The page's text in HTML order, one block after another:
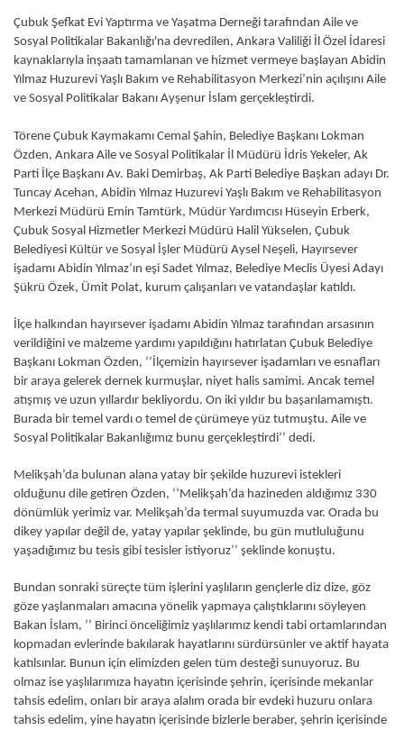
Çubuk Şefkat Evi Yaptırma ve Yaşatma Derneği tarafından Aile ve
Sosyal Politikalar Bakanlığı'na devredilen, Ankara Valiliği İl Özel İdaresi
kaynaklarıyla inşaatı tamamlanan ve hizmet vermeye başlayan Abidin
Yılmaz Huzurevi Yaşlı Bakım ve Rehabilitasyon Merkezi’nin açılışını Aile
ve Sosyal Politikalar Bakanı Ayşenur İslam gerçekleştirdi.
Törene Çubuk Kaymakamı Cemal Şahin, Belediye Başkanı Lokman
Özden, Ankara Aile ve Sosyal Politikalar İl Müdürü İdris Yekeler, Ak
Parti İlçe Başkanı Av. Baki Demirbaş, Ak Parti Belediye Başkan adayı Dr.
Tuncay Acehan, Abidin Yılmaz Huzurevi Yaşlı Bakım ve Rehabilitasyon
Merkezi Müdürü Emin Tamtürk, Müdür Yardımcısı Hüseyin Erberk,
Çubuk Sosyal Hizmetler Merkezi Müdürü Halil Yükselen, Çubuk
Belediyesi Kültür ve Sosyal İşler Müdürü Aysel Neşeli, Hayırsever
işadamı Abidin Yılmaz’ın eşi Sadet Yılmaz, Belediye Meclis Üyesi Adayı
Şükrü Özek, Ümit Polat, kurum çalışanları ve vatandaşlar katıldı.
İlçe halkından hayırsever işadamı Abidin Yılmaz tarafından arsasının
verildiğini ve malzeme yardımı yapıldığını hatırlatan Çubuk Belediye
Başkanı Lokman Özden, ’’İlçemizin hayırsever işadamları ve esnafları
bir araya gelerek dernek kurmuşlar, niyet halis samimi. Ancak temel
atışmış ve uzun yıllardır bekliyordu. On iki yıldır bu başarılamamıştı.
Burada bir temel vardı o temel de çürümeye yüz tutmuştu. Aile ve
Sosyal Politikalar Bakanlığımız bunu gerçekleştirdi’’ dedi.
Melikşah’da bulunan alana yatay bir şekilde huzurevi istekleri
olduğunu dile getiren Özden, ‘’Melikşah’da hazineden aldığımız 330
dönümlük yerimiz var. Melikşah’da termal suyumuzda var. Orada bu
dikey yapılar değil de, yatay yapılar şeklinde, bu gün mutluluğunu
yaşadığımız bu tesis gibi tesisler istiyoruz’’ şeklinde konuştu.
Bundan sonraki süreçte tüm işlerini yaşlıların gençlerle diz dize, göz
göze yaşlanmaları amacına yönelik yapmaya çalıştıklarını söyleyen
Bakan İslam, ’’ Birinci önceliğimiz yaşlılarımız kendi tabi ortamlarından
kopmadan evlerinde bakılarak hayatlarını sürdürsünler ve aktif hayata
katılsınlar. Bunun için elimizden gelen tüm desteği sunuyoruz. Bu
olmaz ise yaşlılarımıza hayatın içerisinde şehrin, içerisinde mekanlar
tahsis edelim, onları bir araya alalım orada bir evdeki huzuru onlara
tahsis edelim, yine hayatın içerisinde bizlerle beraber, şehrin içerisinde